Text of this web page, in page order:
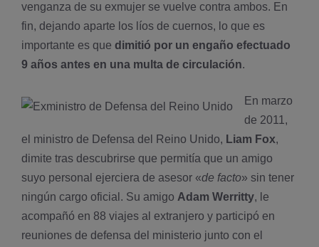
venganza de su exmujer se vuelve contra ambos. En
fin, dejando aparte los líos de cuernos, lo que es
importante es que dimitió por un engaño efectuado
9 años antes en una multa de circulación.
En marzo
de 2011,
el ministro de Defensa del Reino Unido, Liam Fox,
dimite tras descubrirse que permitía que un amigo
suyo personal ejerciera de asesor «de facto» sin tener
ningún cargo oficial. Su amigo Adam Werritty, le
acompañó en 88 viajes al extranjero y participó en
reuniones de defensa del ministerio junto con el